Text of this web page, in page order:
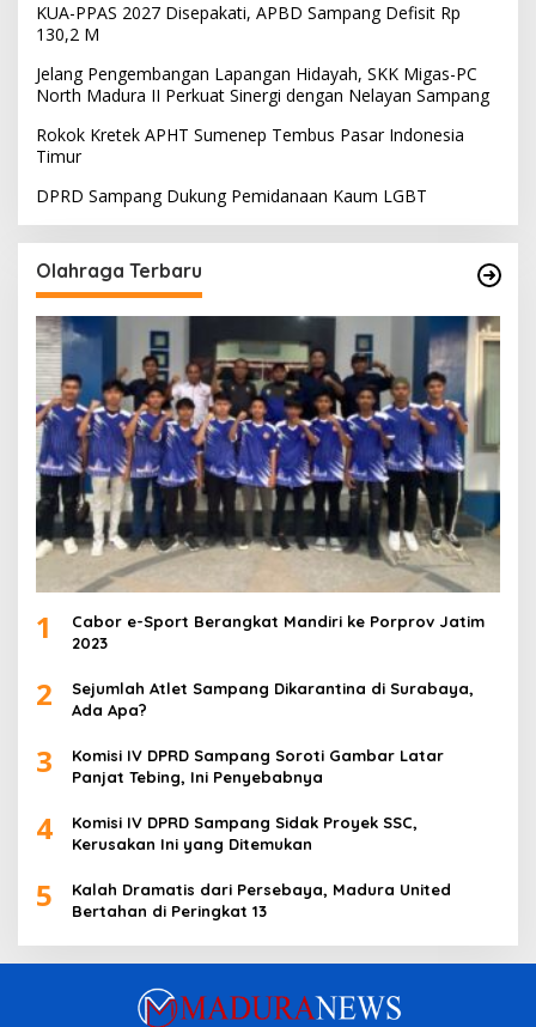
KUA-PPAS 2027 Disepakati, APBD Sampang Defisit Rp
130,2 M
Jelang Pengembangan Lapangan Hidayah, SKK Migas-PC
North Madura II Perkuat Sinergi dengan Nelayan Sampang
Rokok Kretek APHT Sumenep Tembus Pasar Indonesia
Timur
DPRD Sampang Dukung Pemidanaan Kaum LGBT
Olahraga Terbaru
1
Cabor e-Sport Berangkat Mandiri ke Porprov Jatim
2023
2
Sejumlah Atlet Sampang Dikarantina di Surabaya,
Ada Apa?
3
Komisi IV DPRD Sampang Soroti Gambar Latar
Panjat Tebing, Ini Penyebabnya
4
Komisi IV DPRD Sampang Sidak Proyek SSC,
Kerusakan Ini yang Ditemukan
5
Kalah Dramatis dari Persebaya, Madura United
Bertahan di Peringkat 13